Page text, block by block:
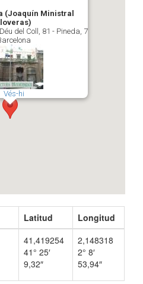
(Joaquín Ministral
del Coll, 81 - Pineda, 7
Vés-hi
Latitud
Longitud
41,419254
41° 25′
9,32″
2,148318
2° 8′
53,94″